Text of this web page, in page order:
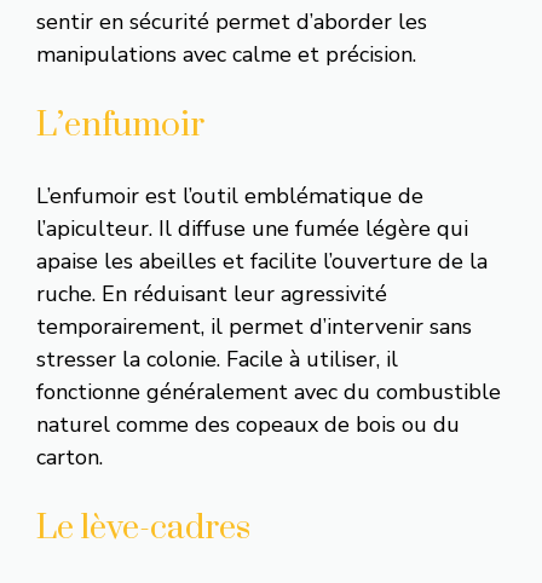
sentir en sécurité permet d’aborder les
manipulations avec calme et précision.
L’enfumoir
L’enfumoir est l’outil emblématique de
l’apiculteur. Il diffuse une fumée légère qui
apaise les abeilles et facilite l’ouverture de la
ruche. En réduisant leur agressivité
temporairement, il permet d’intervenir sans
stresser la colonie. Facile à utiliser, il
fonctionne généralement avec du combustible
naturel comme des copeaux de bois ou du
carton.
Le lève-cadres